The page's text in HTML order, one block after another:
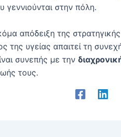
στην πόλη.
απόδειξη της
υγείας απαιτεί τη
συνεπής με την
τους.